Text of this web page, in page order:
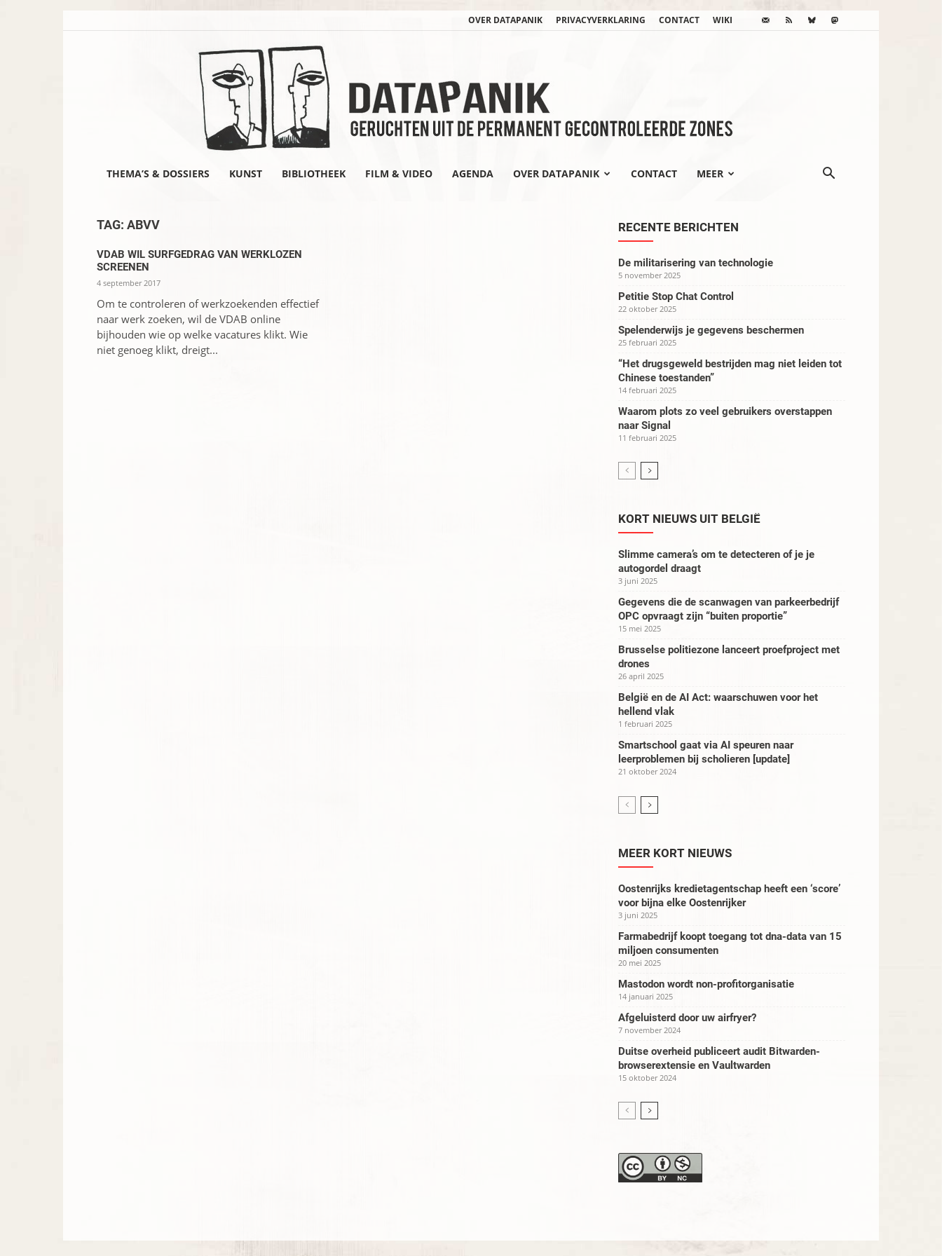
OVER DATAPANIK PRIVACYVERKLARING CONTACT WIKI
THEMA’S & DOSSIERS KUNST BIBLIOTHEEK FILM & VIDEO AGENDA OVER DATAPANIK CONTACT MEER
TAG: ABVV
VDAB WIL SURFGEDRAG VAN WERKLOZEN
SCREENEN
4 september 2017
Om te controleren of werkzoekenden ­effectief
naar werk zoeken, wil de VDAB online
bijhouden wie op welke vacatures klikt. Wie
niet ­genoeg klikt, dreigt...
RECENTE BERICHTEN
De militarisering van technologie
5 november 2025
Petitie Stop Chat Control
22 oktober 2025
Spelenderwijs je gegevens beschermen
25 februari 2025
“Het drugsgeweld bestrijden mag niet leiden tot
Chinese toestanden”
14 februari 2025
Waarom plots zo veel gebruikers overstappen
naar Signal
11 februari 2025
KORT NIEUWS UIT BELGIË
Slimme camera’s om te detecteren of je je
autogordel draagt
3 juni 2025
Gegevens die de scanwagen van parkeerbedrijf
OPC opvraagt zijn “buiten proportie”
15 mei 2025
Brusselse politiezone lanceert proefproject met
drones
26 april 2025
België en de AI Act: waarschuwen voor het
hellend vlak
1 februari 2025
Smartschool gaat via AI speuren naar
leerproblemen bij scholieren [update]
21 oktober 2024
MEER KORT NIEUWS
Oostenrijks kredietagentschap heeft een ‘score’
voor bijna elke Oostenrijker
3 juni 2025
Farmabedrijf koopt toegang tot dna-data van 15
miljoen consumenten
20 mei 2025
Mastodon wordt non-profitorganisatie
14 januari 2025
Afgeluisterd door uw airfryer?
7 november 2024
Duitse overheid publiceert audit Bitwarden-
browserextensie en Vaultwarden
15 oktober 2024